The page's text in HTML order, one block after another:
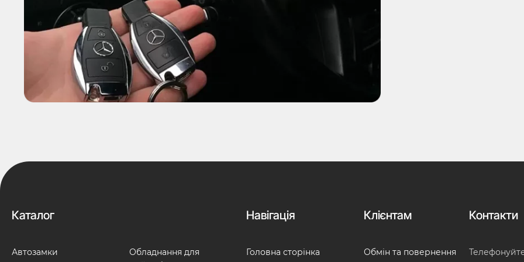
Каталог
Автозамки
Обладнання для
Навігація
Головна сторінка
Клієнтам
Обмін та повернення
Контакти